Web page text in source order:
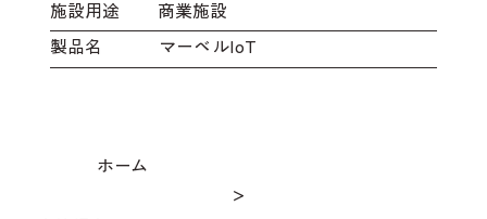
施設用途 商業施設
製品名 マーベルIoT
ホーム
＞